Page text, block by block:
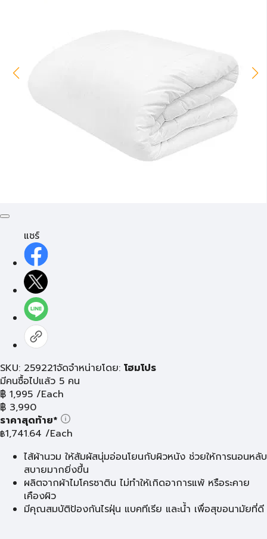
แชร์
SKU: 259221จัดจำหน่ายโดย: โฮมโปร
มีคนซื้อไปแล้ว 5 คน
฿ 1,995 /Each
฿ 3,990
ราคาสุดท้าย*
฿1,741.64 /Each
ไส้ผ้านวม ให้สัมผัสนุ่มอ่อนโยนกับผิวหนัง ช่วยให้การนอนหลับ
สบายมากยิ่งขึ้น
ผลิตจากผ้าไมโครซาติน ไม่ทำให้เกิดอาการแพ้ หรือระคาย
เคืองผิว
มีคุณสมบัติป้องกันไรฝุ่น แบคทีเรีย และน้ำ เพื่อสุขอนามัยที่ดี